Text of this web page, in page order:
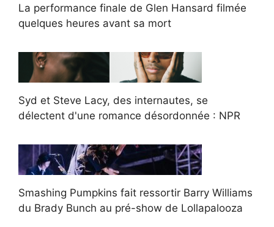
La performance finale de Glen Hansard filmée
quelques heures avant sa mort
Syd et Steve Lacy, des internautes, se
délectent d'une romance désordonnée : NPR
Smashing Pumpkins fait ressortir Barry Williams
du Brady Bunch au pré-show de Lollapalooza